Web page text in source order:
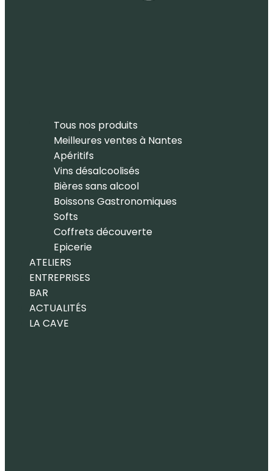
Tous nos produits
Meilleures ventes à Nantes
Apéritifs
Vins désalcoolisés
Bières sans alcool
Boissons Gastronomiques
Softs
Coffrets découverte
Epicerie
ATELIERS
ENTREPRISES
BAR
ACTUALITÉS
LA CAVE